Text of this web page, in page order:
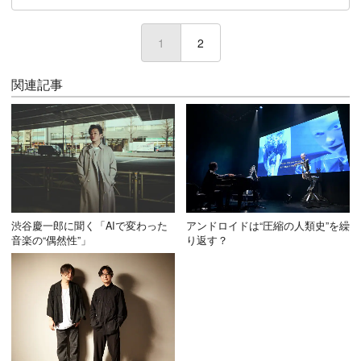
1 (current)
2
関連記事
渋谷慶一郎に聞く「AIで変わった
音楽の“偶然性”」
アンドロイドは“圧縮の人類史”を繰
り返す？